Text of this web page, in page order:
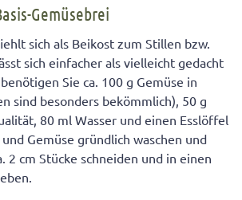
Gemüsebrei
sich als Beikost zum Stillen bzw.
sich einfacher als vielleicht gedacht
Sie ca. 100 g Gemüse in
sind besonders bekömmlich), 50 g
80 ml Wasser und einen Esslöffel
Gemüse gründlich waschen und
2 cm Stücke schneiden und in einen